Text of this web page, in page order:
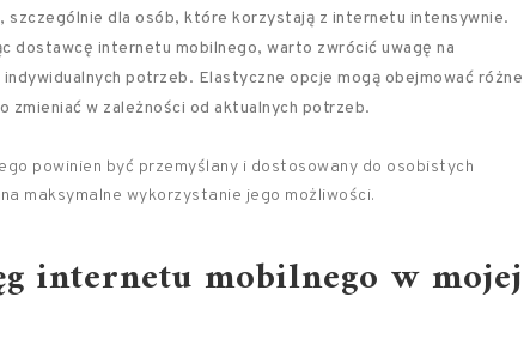
dla osób, które korzystają z internetu intensywnie.
dostawcę internetu mobilnego, warto zwrócić uwagę na
potrzeb. Elastyczne opcje mogą obejmować różne
zmieniać w zależności od aktualnych potrzeb.
powinien być przemyślany i dostosowany do osobistych
maksymalne wykorzystanie jego możliwości.
internetu mobilnego w mojej